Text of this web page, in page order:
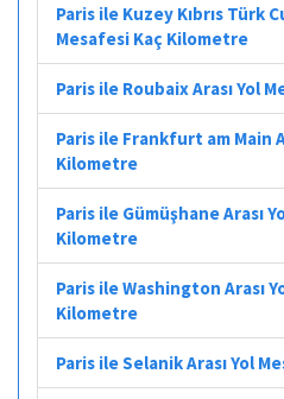
Paris ile Kuzey Kıbrıs Türk
Mesafesi Kaç Kilometre
Paris ile Roubaix Arası Yol
Paris ile Frankfurt am Main
Kilometre
Paris ile Gümüşhane Arası
Kilometre
Paris ile Washington Arası
Kilometre
Paris ile Selanik Arası Yol